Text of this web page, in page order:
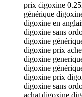
prix digoxine
générique
digoxine en
digoxine sans
digoxine
digoxine prix
digoxine
digoxine
digoxine prix
digoxine sans
achat digoxine